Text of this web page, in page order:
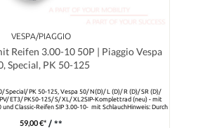
VESPA/PIAGGIO
Reifen 3.00-10 50P | Piaggio Vespa
Special, PK 50-125
Special/ PK 50-125, Vespa 50/ N(D)/ L (D)/ R (D)/ SR (D)/
ET3/ PK50-125/ S/ XL/ XL2SIP-Komplettrad (neu) - mit
Classic-Reifen SIP 3.00-10- mit SchlauchHinweis: Durch
aber nicht eingeschränkt.
59,00 €* / **